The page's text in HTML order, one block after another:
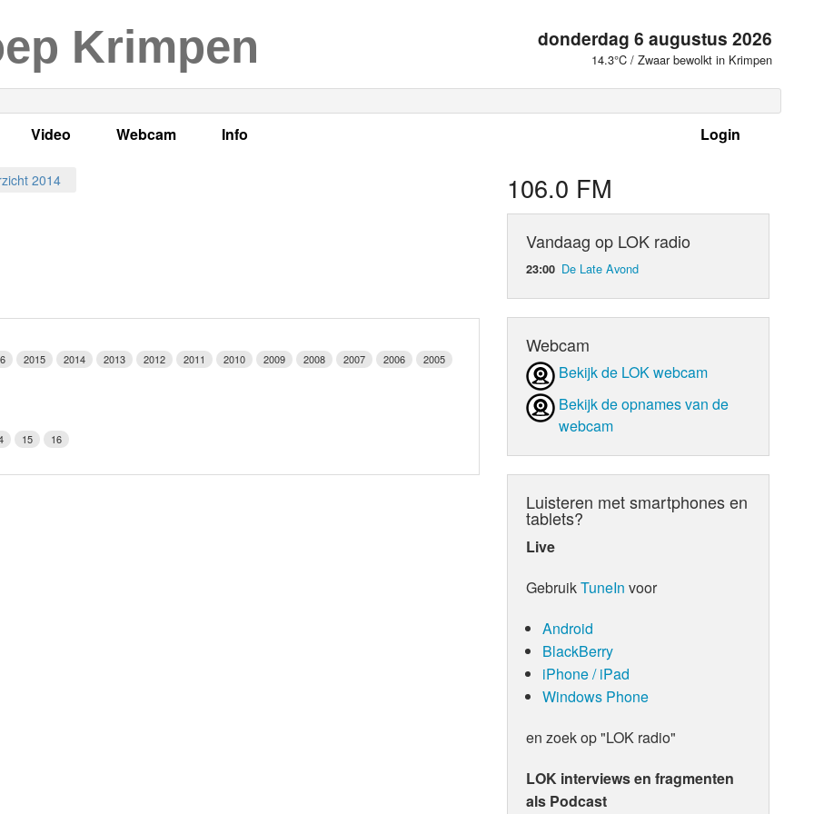
Krimpen donderdag 6 augustus 2026
14.3°C / Zwaar bewolkt in Krimpen
Login
Video
LOK TV
Webcam Info
2014
2015 2014 2013 2012 2011 2010 2009 2008 2007 2006
2005
15 16
106.0 FM
Vandaag op LOK radio
23:00 De Late Avond
Webcam
Bekijk de LOK webcam
Bekijk de opnames van de
webcam
Luisteren met smartphones en
tablets?
Live
GebruikTuneIn voor
Android
BlackBerry
iPhone / iPad
Windows Phone
en zoek op "LOK radio"
LOK interviews en fragmenten
als Podcast